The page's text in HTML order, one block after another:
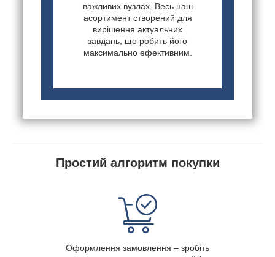
важливих вузлах. Весь наш
асортимент створений для
вирішення актуальних
завдань, що робить його
максимально ефективним.
Простий алгоритм покупки
Оформлення замовлення – зробіть